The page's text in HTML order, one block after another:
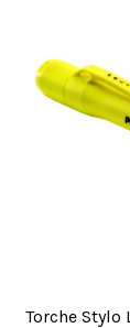
Torche Stylo